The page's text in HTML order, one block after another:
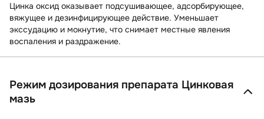
Цинка оксид оказывает подсушивающее, адсорбирующее,
вяжущее и дезинфицирующее действие. Уменьшает
экссудацию и мокнутие, что снимает местные явления
воспаления и раздражение.
Режим дозирования препарата Цинковая
мазь